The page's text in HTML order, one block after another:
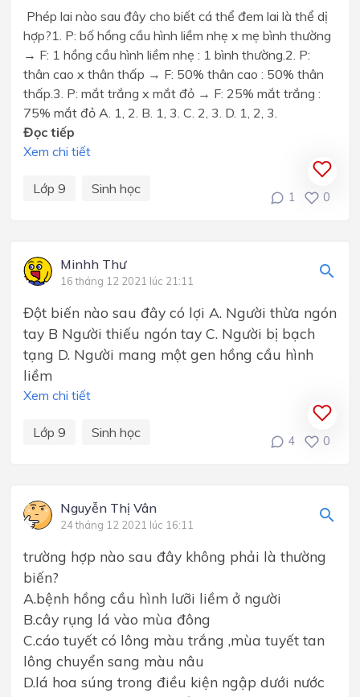
Phép lai nào sau đây cho biết cá thể đem lai là thể dị
hợp?1. P: bố hồng cầu hình liềm nhẹ x mẹ bình thường
→ F: 1 hồng cầu hình liềm nhẹ : 1 bình thường.2. P:
thân cao x thân thấp → F: 50% thân cao : 50% thân
thấp.3. P: mắt trắng x mắt đỏ → F: 25% mắt trắng :
75% mắt đỏ A. 1, 2. B. 1, 3. C. 2, 3. D. 1, 2, 3.
Đọc tiếp
Xem chi tiết
Lớp 9 Sinh học
1 0
Minhh Thư
16 tháng 12 2021 lúc 21:11
Đột biến nào sau đây có lợi A. Người thừa ngón
tay B Người thiếu ngón tay C. Người bị bạch
tạng D. Người mang một gen hồng cầu hình
liềm
Xem chi tiết
Lớp 9 Sinh học
4 0
Nguyễn Thị Vân
24 tháng 12 2021 lúc 16:11
trường hợp nào sau đây không phải là thường
biến?
A.bệnh hồng cầu hình lưỡi liềm ở người
B.cây rụng lá vào mùa đông
C.cáo tuyết có lông màu trắng ,mùa tuyết tan
lông chuyển sang màu nâu
D.lá hoa súng trong điều kiện ngập dưới nước